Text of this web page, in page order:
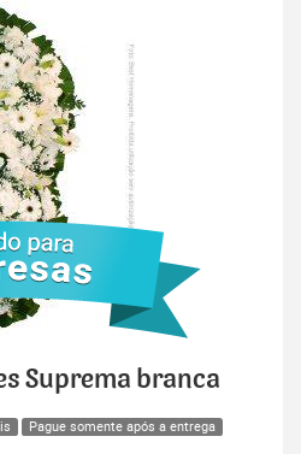
Suprema branca
Pague somente após a entrega